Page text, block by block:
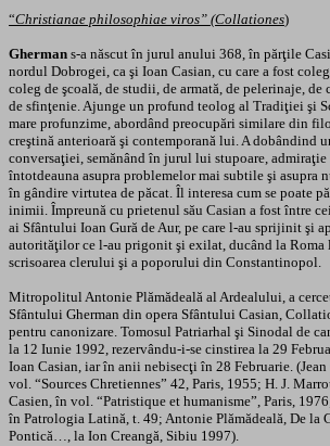
“Christianae philosophiae viros” (Collationes)
Gherman s-a născut în jurul anului 368, în părţile
nordul Dobrogei, ca şi Ioan Casian, cu care a fost
coleg de şcoală, de studii, de armată, de pelerinaje,
de sfinţenie. Ajunge un profund teolog al Tradiţiei şi
mare profunzime, abordând preocupări similare din
creştină anterioară şi contemporană lui. A dobândind
conversaţiei, semănând în jurul lui stupoare,
întotdeauna asupra problemelor mai subtile şi asupra
în gândire virtutea de păcat. Îl interesa cum se poate
inimii. Împreună cu prietenul său Casian a fost între
ai Sfântului Ioan Gură de Aur, pe care l-au sprijinit şi
autorităţilor ce l-au prigonit şi exilat, ducând la Roma
scrisoarea clerului şi a poporului din Constantinopol.
Mitropolitul Antonie Plămădeală al Ardealului, a
Sfântului Gherman din opera Sfântului Casian,
pentru canonizare. Tomosul Patriarhal şi Sinodal de
la 12 Iunie 1992, rezervându-i-se cinstirea la 29
Ioan Casian, iar în anii nebisecţi în 28 Februarie. (Jean
vol. “Sources Chretiennes” 42, Paris, 1955; H. J.
Casien, în vol. “Patristique et humanisme”, Paris,
în Patrologia Latină, t. 49; Antonie Plămădeală, De la
Pontică…, la Ion Creangă, Sibiu 1997).